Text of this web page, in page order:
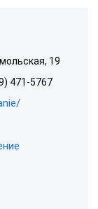
19
471-5767